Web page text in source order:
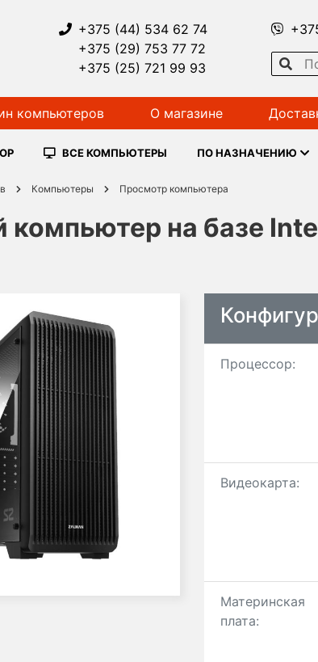
+375 (44) 534 62 74
+375 (29) 753 77 72
+375 (25) 721 99 93
компьютеров О магазине
ВСЕ КОМПЬЮТЕРЫ ПО НАЗНАЧЕНИЮ
Компьютеры Просмотр компьютера
компьютер на базе
Процессор:
Видеокарта:
Материнская
плата: